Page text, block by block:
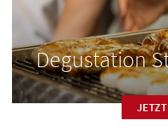
Degustation